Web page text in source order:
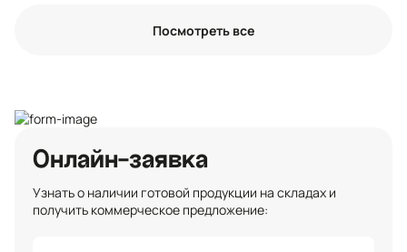
Посмотреть все
Онлайн-заявка
Узнать о наличии готовой продукции на складах и
получить коммерческое предложение: